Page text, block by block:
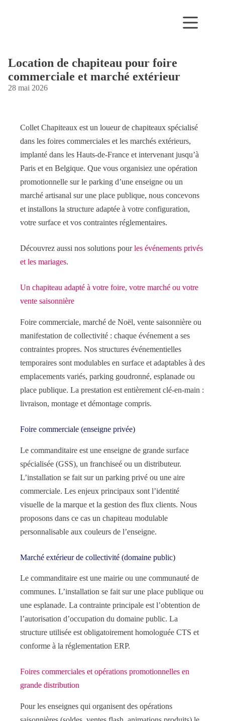
Location de chapiteau pour foire
commerciale et marché extérieur
28 mai 2026
Collet Chapiteaux est un loueur de chapiteaux spécialisé
dans les foires commerciales et les marchés extérieurs,
implanté dans les Hauts-de-France et intervenant jusqu’à
Paris et en Belgique. Que vous organisiez une opération
promotionnelle sur le parking d’une enseigne ou un
marché artisanal sur une place publique, nous concevons
et installons la structure adaptée à votre configuration,
votre surface et vos contraintes réglementaires.
Découvrez aussi nos solutions pourles événements privés
et les mariages.
Un chapiteau adapté à votre foire, votre marché ou votre
vente saisonnière
Foire commerciale, marché de Noël, vente saisonnière ou
manifestation de collectivité : chaque événement a ses
contraintes propres. Nos structures événementielles
temporaires sont modulables en surface et adaptables à des
emplacements variés, parking goudronné, esplanade ou
place publique. La prestation est entièrement clé-en-main :
livraison, montage et démontage compris.
Foire commerciale (enseigne privée)
Le commanditaire est une enseigne de grande surface
spécialisée (GSS), un franchiseé ou un distributeur.
L’installation se fait sur un parking privé ou une aire
commerciale. Les enjeux principaux sont l’identité
visuelle de la marque et la gestion des flux clients. Nous
proposons dans ce cas un chapiteau modulable
personnalisable aux couleurs de l’enseigne.
Marché extérieur de collectivité (domaine public)
Le commanditaire est une mairie ou une communauté de
communes. L’installation se fait sur une place publique ou
une esplanade. La contrainte principale est l’obtention de
l’autorisation d’occupation du domaine public. La
structure utilisée est obligatoirement homologuée CTS et
conforme à la réglementation ERP.
Foires commerciales et opérations promotionnelles en
grande distribution
Pour les enseignes qui organisent des opérations